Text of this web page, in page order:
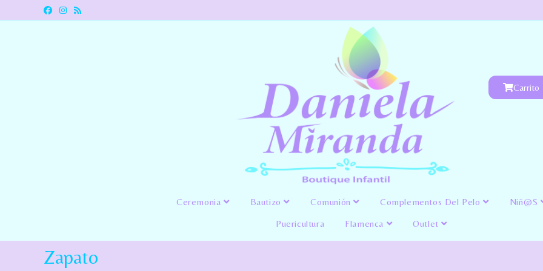
Carrito
Ceremonia Bautizo Comunión Complementos Del Pelo Niñ@s
Puericultura Flamenca Outlet
Zapato